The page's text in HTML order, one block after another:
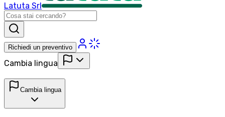
Latuta Srl
Richiedi un preventivo
Cambia lingua
Cambia lingua